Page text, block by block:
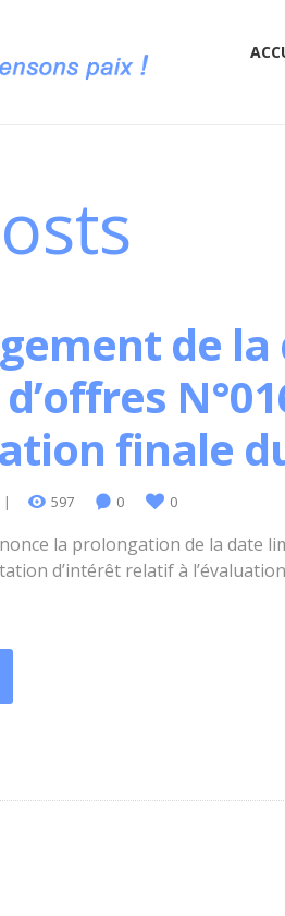
de
d’offres
finale
597 0 0
la prolongation de la date
d’intérêt relatif à